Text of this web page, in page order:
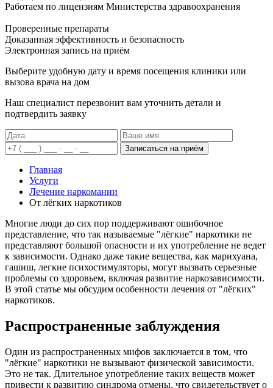
Работаем по лицензиям Министерства здравоохранения
Проверенные препараты
Доказанная эффективность и безопасность
Электронная запись на приём
Выберите удобную дату и время посещения клиники или
вызова врача на дом
Наш специалист перезвонит вам уточнить детали и
подтвердить заявку
Записаться на приём
Главная
Услуги
Лечение наркомании
От лёгких наркотиков
Многие люди до сих пор поддерживают ошибочное
представление, что так называемые "лёгкие" наркотики не
представляют большой опасности и их употребление не ведет
к зависимости. Однако даже такие вещества, как марихуана,
гашиш, легкие психостимуляторы, могут вызвать серьезные
проблемы со здоровьем, включая развитие наркозависимости.
В этой статье мы обсудим особенности лечения от "лёгких"
наркотиков.
Распространенные заблуждения
Один из распространенных мифов заключается в том, что
"лёгкие" наркотики не вызывают физической зависимости.
Это не так. Длительное употребление таких веществ может
привести к развитию синдрома отмены, что свидетельствует о